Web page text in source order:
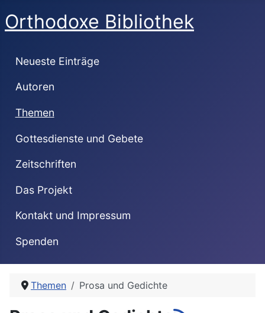
Orthodoxe Bibliothek
Neueste Einträge
Autoren
Themen
Gottesdienste und Gebete
Zeitschriften
Das Projekt
Kontakt und Impressum
Spenden
Themen Prosa und Gedichte